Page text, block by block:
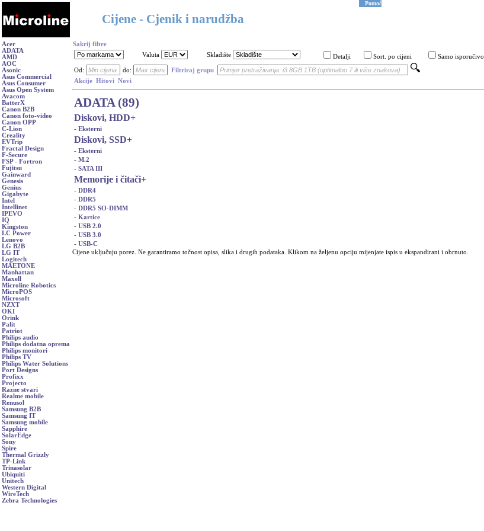
Cijene - Cjenik i narudžba
Pomoć
Acer
ADATA
AMD
AOC
Asonic
Asus Commercial
Asus Consumer
Asus Open System
Avacom
BatterX
Canon B2B
Canon foto-video
Canon OPP
C-Lion
Creality
EVTrip
Fractal Design
F-Secure
FSP - Fortron
Fujitsu
Gainward
Genesis
Genius
Gigabyte
Intel
Intellinet
IPEVO
IQ
Kingston
LC Power
Lenovo
LG B2B
LG IT
Logitech
MAETONE
Manhattan
Maxell
Microline Robotics
MicroPOS
Microsoft
NZXT
OKI
Orink
Palit
Patriot
Philips audio
Philips dodatna oprema
Philips monitori
Philips TV
Philips Water Solutions
Port Designs
Profixx
Projecto
Razne stvari
Realme mobile
Renusol
Samsung B2B
Samsung IT
Samsung mobile
Sapphire
SolarEdge
Sony
Spire
Thermal Grizzly
TP-Link
Trinasolar
Ubiquiti
Unitech
Western Digital
WireTech
Zebra Technologies
Sakrij filtre
Valuta
Skladište Detalji Sort. po cijeni Samo isporučivo
Od: do:
Filtriraj grupu
Akcije Hitovi Novi
ADATA (89)
Diskovi, HDD+
- Eksterni
Diskovi, SSD+
- Eksterni
- M.2
- SATA III
Memorije i čitači+
- DDR4
- DDR5
- DDR5 SO-DIMM
- Kartice
- USB 2.0
- USB 3.0
- USB-C
Cijene uključuju porez. Ne garantiramo točnost opisa, slika i drugih podataka. Klikom na željenu opciju mijenjate ispis u ekspandirani i obrnuto.